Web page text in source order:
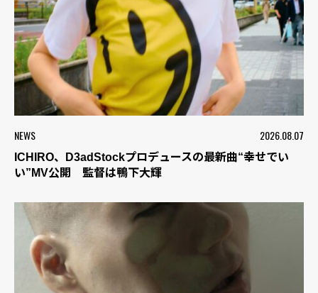
NEWS 2026.08.07
ICHIRO、D3adStockプロデュースの最新曲“幸せでい
い”MV公開 監督は鴨下大輝